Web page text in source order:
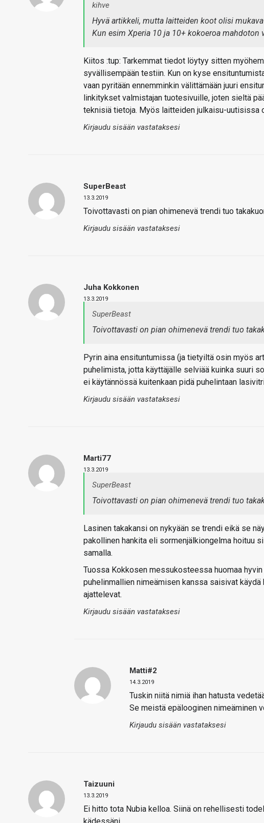
kihve
Hyvä artikkeli, mutta laitteiden koot olisi
Kun esim Xperia 10 ja 10+ kokoeroa mahdoton
Kiitos :tup: Tarkemmat tiedot löytyy sitten
syvällisempään testiin. Kun on kyse
vaan pyritään ennemminkin välittämään juuri
linkitykset valmistajan tuotesivuille, joten sieltä
teknisiä tietoja. Myös laitteiden julkaisu-uutisissa
Kirjaudu sisään vastataksesi
SuperBeast
13.3.2019
Toivottavasti on pian ohimenevä trendi tuo
Kirjaudu sisään vastataksesi
Juha Kokkonen
13.3.2019
SuperBeast
Toivottavasti on pian ohimenevä trendi tuo
Pyrin aina ensituntumissa (ja tietyiltä osin myös
puhelimista, jotta käyttäjälle selviää kuinka suuri
ei käytännössä kuitenkaan pidä puhelintaan
Kirjaudu sisään vastataksesi
Marti77
13.3.2019
SuperBeast
Toivottavasti on pian ohimenevä trendi tuo
Lasinen takakansi on nykyään se trendi eikä se
pakollinen hankita eli sormenjälkiongelma hoituu
samalla.
Tuossa Kokkosen messukosteessa huomaa
puhelinmallien nimeämisen kanssa saisivat
ajattelevat.
Kirjaudu sisään vastataksesi
Matti#2
14.3.2019
Tuskin niitä nimiä ihan hatusta
Se meistä epälooginen nimeäminen
Kirjaudu sisään vastataksesi
Taizuuni
13.3.2019
Ei hitto tota Nubia kelloa. Siinä on rehellisesti